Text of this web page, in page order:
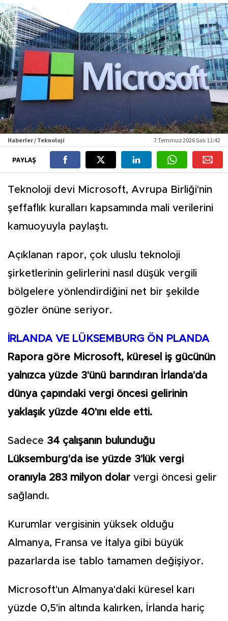
Haberler / Teknoloji 7 Temmuz 2026 Salı 11:42
PAYLAŞ
Teknoloji devi Microsoft, Avrupa Birliği'nin
şeffaflık kuralları kapsamında mali verilerini
kamuoyuyla paylaştı.
Açıklanan rapor, çok uluslu teknoloji
şirketlerinin gelirlerini nasıl düşük vergili
bölgelere yönlendirdiğini net bir şekilde
gözler önüne seriyor.
İRLANDA VE LÜKSEMBURG ÖN PLANDA
Rapora göre Microsoft, küresel iş gücünün
yalnızca yüzde 3'ünü barındıran İrlanda'da
dünya çapındaki vergi öncesi gelirinin
yaklaşık yüzde 40'ını elde etti.
Sadece 34 çalışanın bulunduğu
Lüksemburg'da ise yüzde 3'lük vergi
oranıyla 283 milyon dolar vergi öncesi gelir
sağlandı.
Kurumlar vergisinin yüksek olduğu
Almanya, Fransa ve İtalya gibi büyük
pazarlarda ise tablo tamamen değişiyor.
Microsoft'un Almanya'daki küresel karı
yüzde 0,5'in altında kalırken, İrlanda hariç